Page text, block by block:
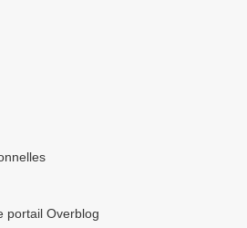
portail Overblog